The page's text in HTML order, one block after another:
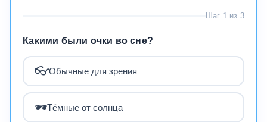
Шаг 1 из 3
Какими были очки во сне?
👓Обычные для зрения
🕶Тёмные от солнца